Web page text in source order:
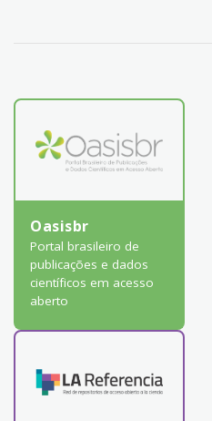
Oasisbr
Portal brasileiro de
publicações e dados
científicos em acesso
aberto